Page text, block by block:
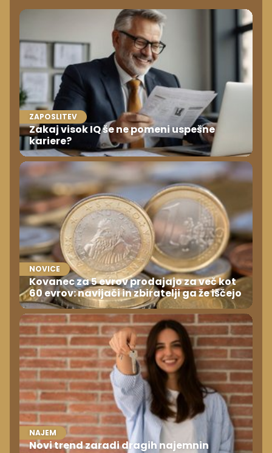
ZAPOSLITEV
Zakaj visok IQ še ne pomeni uspešne
kariere?
NOVICE
Kovanec za 5 evrov prodajajo za več kot
60 evrov: navijači in zbiratelji ga že iščejo
NAJEM
Novi trend zaradi dragih najemnin